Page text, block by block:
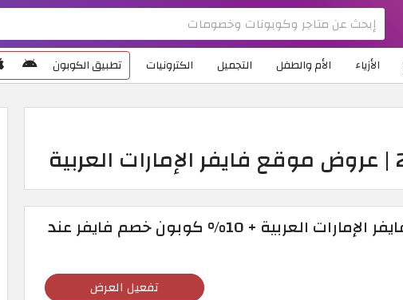
الأزياء الأم والطفل التجميل الكترونيات تطبيق الكوبون
عروض موقع فايفر الإمارات العربية + 10% كوبون خصم فايفر عند
تفعيل العرض